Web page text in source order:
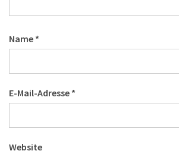
Name *
E-Mail-Adresse *
Website